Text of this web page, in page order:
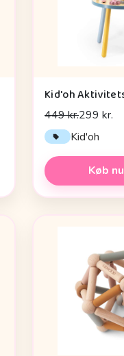
449 kr.299 kr.
Kid'oh
Køb nu